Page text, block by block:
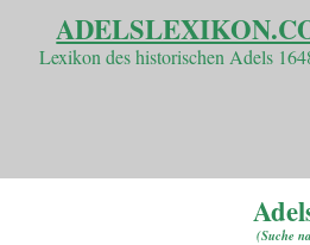
Lexikon des historischen Adels
(Suche